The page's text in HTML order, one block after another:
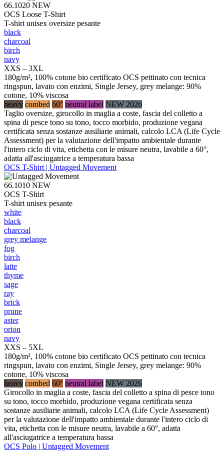
66.1020 NEW
OCS Loose T-Shirt
T-shirt unisex oversize pesante
black
charcoal
birch
navy
XXS – 3XL
180g/m², 100% cotone bio certificato OCS pettinato con tecnica
ringspun, lavato con enzimi, Single Jersey, grey melange: 90%
cotone, 10% viscosa
heavy combed 60° neutral label NEW 2026
Taglio oversize, girocollo in maglia a coste, fascia del colletto a
spina di pesce tono su tono, tocco morbido, produzione vegana
certificata senza sostanze ausiliarie animali, calcolo LCA (Life Cycle
Assessment) per la valutazione dell'impatto ambientale durante
l'intero ciclo di vita, etichetta con le misure neutra, lavabile a 60°,
adatta all'asciugatrice a temperatura bassa
OCS T-Shirt | Untagged Movement
66.1010 NEW
OCS T-Shirt
T-shirt unisex pesante
white
black
charcoal
grey melange
fog
birch
latte
thyme
sage
ray
brick
prune
aster
orion
navy
XXS – 5XL
180g/m², 100% cotone bio certificato OCS pettinato con tecnica
ringspun, lavato con enzimi, Single Jersey, grey melange: 90%
cotone, 10% viscosa
heavy combed 60° neutral label NEW 2026
Girocollo in maglia a coste, fascia del colletto a spina di pesce tono
su tono, tocco morbido, produzione vegana certificata senza
sostanze ausiliarie animali, calcolo LCA (Life Cycle Assessment)
per la valutazione dell'impatto ambientale durante l'intero ciclo di
vita, etichetta con le misure neutra, lavabile a 60°, adatta
all'asciugatrice a temperatura bassa
OCS Polo | Untagged Movement